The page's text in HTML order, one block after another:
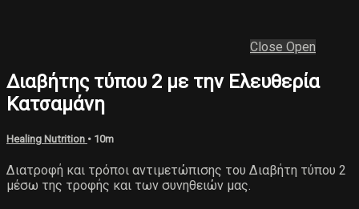
Close Open
Διαβήτης τύπου 2 με την Ελευθερία
Κατσαμάνη
Healing Nutrition • 10m
Διατροφή και τρόποι αντιμετώπισης του Διαβήτη τύπου 2
μέσω της τροφής και των συνηθειών μας.